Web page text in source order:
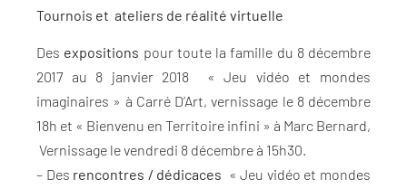
Tournois et ateliers de réalité virtuelle
Des expositions pour toute la famille du 8 décembre
2017 au 8 janvier 2018 « Jeu vidéo et mondes
imaginaires » à Carré D’Art, vernissage le 8 décembre
18h et « Bienvenu en Territoire infini » à Marc Bernard,
Vernissage le vendredi 8 décembre à 15h30.
– Des rencontres / dédicaces « Jeu vidéo et mondes